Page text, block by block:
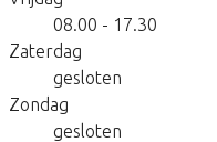
08.00 - 17.30
Zaterdag
gesloten
Zondag
gesloten